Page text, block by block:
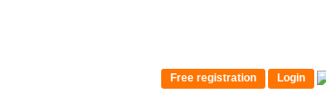
Free registration Login